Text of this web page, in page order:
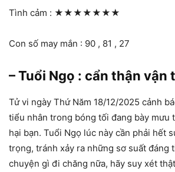
Tình cảm : ★★★★★★★
Con số may mắn : 90 , 81 , 27
– Tuổi Ngọ : cẩn thận vận
Tử vi ngày Thứ Năm 18/12/2025 cảnh
tiểu nhân trong bóng tối đang bày mưu
hại bạn. Tuổi Ngọ lúc này cần phải hết
trọng, tránh xảy ra những sơ suất đáng
chuyện gì đi chăng nữa, hãy suy xét